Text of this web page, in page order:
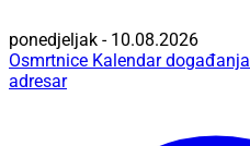
ponedjeljak - 10.08.2026
Osmrtnice Kalendar događanja
adresar